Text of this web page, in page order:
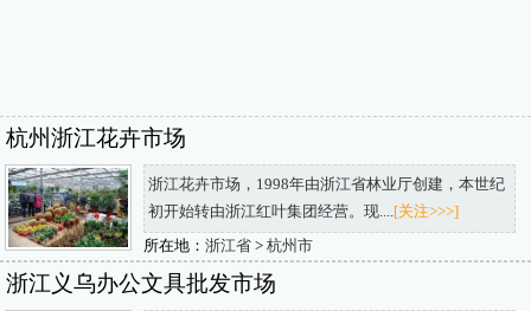
杭州浙江花卉市场
浙江花卉市场，1998年由浙江省林业厅创建，本世纪
初开始转由浙江红叶集团经营。现....[关注>>>]
所在地： 浙江省> 杭州市
浙江义乌办公文具批发市场